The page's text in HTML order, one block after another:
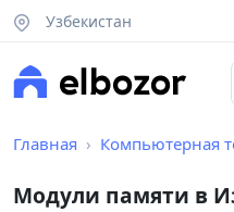
Узбекистан
Главная Компьютерная
Модули памяти в